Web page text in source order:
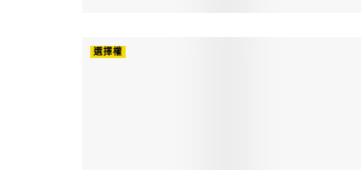
選擇權